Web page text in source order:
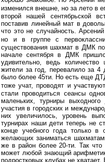
изменился внешне,но за лето в
второй
нашей сентябрьской
поставив линейный мат в
что это не случайность. Арсений
но
и в группе с
существования шахмат в ДМК
начале сентября в ДМК
удивительно, ведь количество
жители за год, перевалило за 4
было более 45ти. Но есть еще
тоже учат,проводят и участвуют
стали проводиться сеансы
маленьких,турниры выходного
участия в городских и
них
увеличилось, уровень
турнирах наши дети теперь не
конце учебного года только в
желающих заниматься
же в район более20-ти.Так что
может любой знающий
подростковых клубах не хватает.